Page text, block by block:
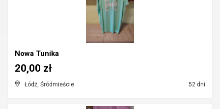
Nowa Tunika
Łódź, Śródmieście 52 dni
20,00 zł